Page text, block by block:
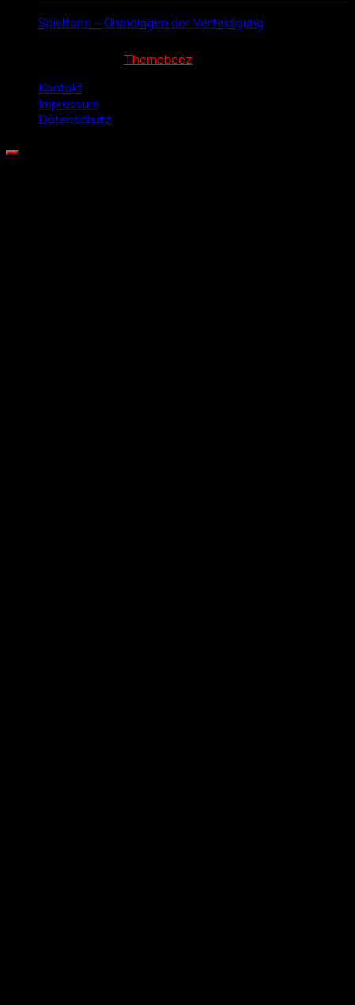
Spielform – Grundlagen der Verteidigung
Themebeez
Kontakt
Impressum
Datenschutz